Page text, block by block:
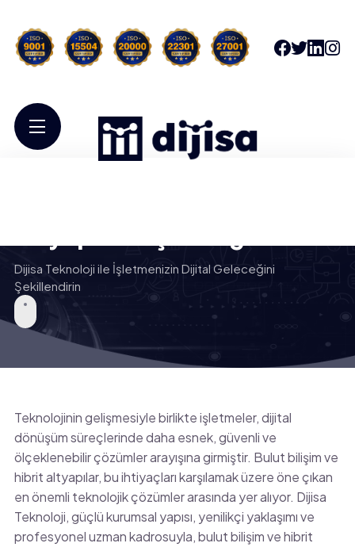
Dijisa Teknoloji ile İşletmenizin Dijital Geleceğini
Şekillendirin
Teknolojinin gelişmesiyle birlikte işletmeler, dijital
dönüşüm süreçlerinde daha esnek, güvenli ve
ölçeklenebilir çözümler arayışına girmiştir. Bulut bilişim ve
hibrit altyapılar, bu ihtiyaçları karşılamak üzere öne çıkan
en önemli teknolojik çözümler arasında yer alıyor. Dijisa
Teknoloji, güçlü kurumsal yapısı, yenilikçi yaklaşımı ve
profesyonel uzman kadrosuyla, bulut bilişim ve hibrit